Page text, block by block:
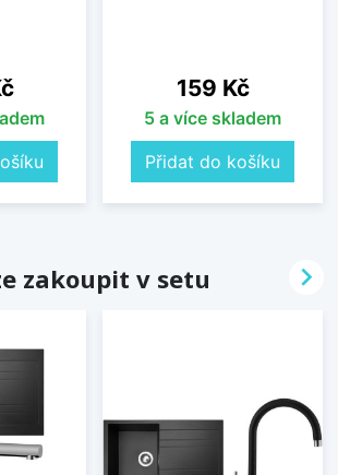
Cena
159 Kč
5 a více skladem
Přidat do košíku
zakoupit v setu 